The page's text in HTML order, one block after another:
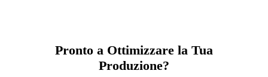
Pronto a Ottimizzare la Tua
Produzione?